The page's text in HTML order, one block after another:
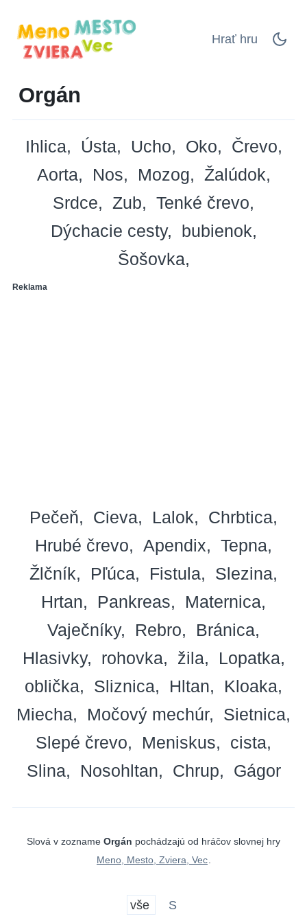
Hrať hru
Orgán
Ihlica Ústa Ucho Oko
Črevo
Aorta
Nos Mozog
Žalúdok
Srdce
Zub
Tenké črevo
Dýchacie cesty
bubienok
Šošovka
Reklama
Pečeň Cieva Lalok
Chrbtica
Hrubé črevo
Apendix
Tepna
Žlčník
Pľúca Fistula
Slezina
Hrtan
Pankreas
Maternica
Vaječníky
Rebro
Bránica
Hlasivky
rohovka žila
Lopatka
oblička
Sliznica Hltan
Kloaka
Miecha
Močový mechúr
Sietnica
Slepé črevo
Meniskus
cista
Slina
Nosohltan Chrup Gágor
Slová v zozname Orgán pochádzajú od hráčov slovnej hry
Meno, Mesto, Zviera, Vec
vše S